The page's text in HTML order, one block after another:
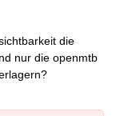
die
nur die openmtb